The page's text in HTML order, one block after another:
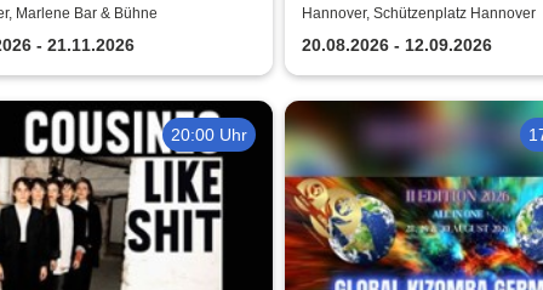
Marlene Bar & Bühne
- 21.11.2026
FARBENSPIEL - Gold
| Hannover
Hannover, Schützenplatz Hannover
20.08.2026 - 12.09.2026
20:00 Uhr